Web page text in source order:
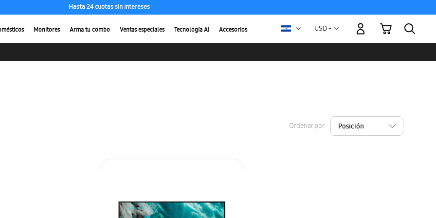
Hasta 24 cuotas sin intereses
Monitores Arma tu combo Ventas especiales Tecnología AI Accesorios Moneda
USD -
Mi carrito
Ordenar por